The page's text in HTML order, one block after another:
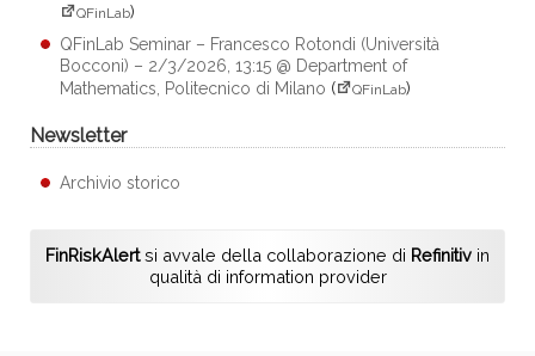
QFinLab)
QFinLab Seminar – Francesco Rotondi (Università
Bocconi) – 2/3/2026, 13:15 @ Department of
Mathematics, Politecnico di Milano ( QFinLab)
Newsletter
Archivio storico
FinRiskAlertsi avvale della collaborazione di Refinitiv in
qualità di information provider